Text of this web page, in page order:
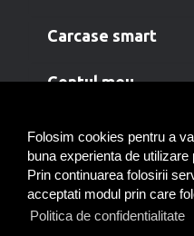
Folosim cookies pentru a
buna experienta de utilizare
Prin continuarea folosirii
acceptati modul prin care
Politica de confidentialitate
carcase smart
contul meu